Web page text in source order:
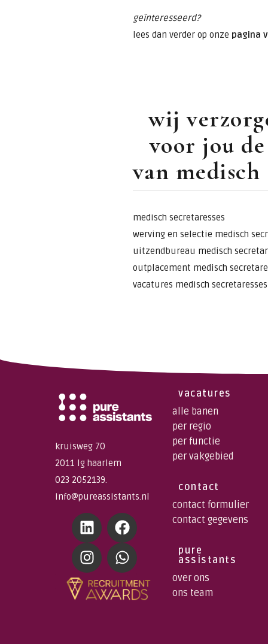
geïnteresseerd?
lees dan verder op onze pagina
wij
voor jou
van medisch
medisch secretaresses
werving en selectie medisch
uitzendbureau medisch
outplacement medisch
vacatures medisch secretaresses
kruisweg 70
2011 lg haarlem
023 2052139.
info@pureassistants.nl
vacatures
alle banen
per regio
per functie
per vakgebied
contact
contact formulier
contact gegevens
pure
assistants
over ons
ons team